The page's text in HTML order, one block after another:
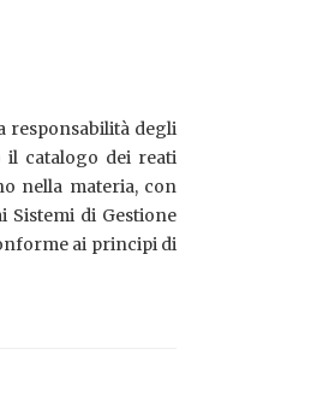
responsabilità degli
il catalogo dei reati
nella materia, con
di Gestione
ai principi di